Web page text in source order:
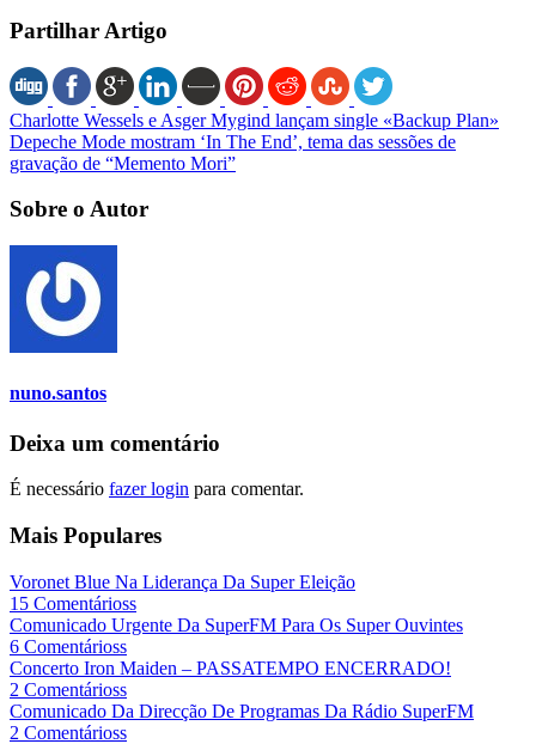
Partilhar Artigo
Charlotte Wessels e Asger Mygind lançam single «Backup Plan»
Depeche Mode mostram ‘In The End’, tema das sessões de
gravação de “Memento Mori”
Sobre o Autor
nuno.santos
Deixa um comentário
É necessário fazer login para comentar.
Mais Populares
Voronet Blue Na Liderança Da Super Eleição
15 Comentárioss
Comunicado Urgente Da SuperFM Para Os Super Ouvintes
6 Comentárioss
Concerto Iron Maiden – PASSATEMPO ENCERRADO!
2 Comentárioss
Comunicado Da Direcção De Programas Da Rádio SuperFM
2 Comentárioss